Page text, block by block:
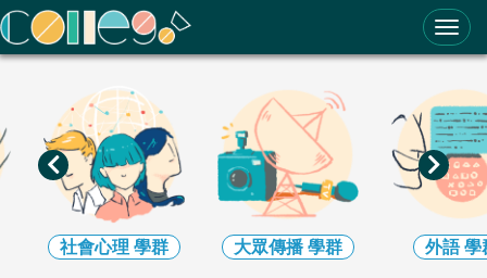
ColleGo! 大學選才與高中育才輔助系統
社會心理 學群 大眾傳播 學群 外語學